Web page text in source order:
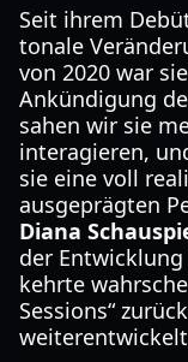
Seit ihrem
tonale
von 2020 war
Ankündigung
sahen wir sie
interagieren,
sie eine voll
ausgeprägten
Diana
der
kehrte
Sessions“